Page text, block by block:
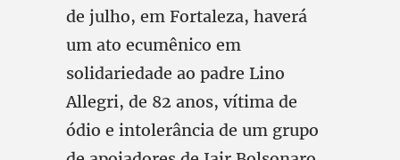
de julho, em Fortaleza, haverá
um ato ecumênico em
solidariedade ao padre Lino
Allegri, de 82 anos, vítima de
ódio e intolerância de um grupo